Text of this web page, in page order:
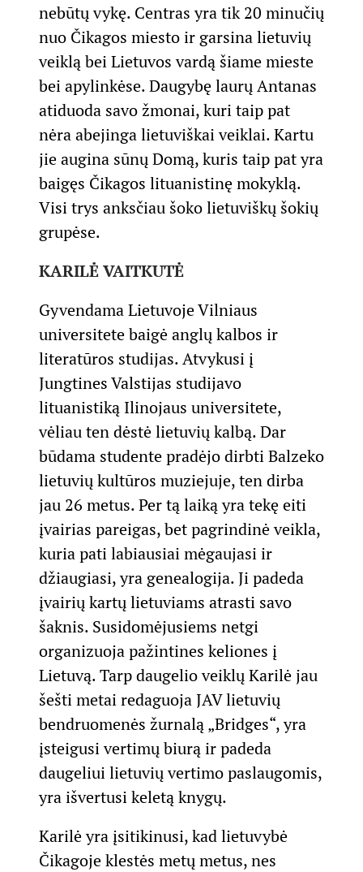
nebūtų vykę. Centras yra tik 20 minučių
nuo Čikagos miesto ir garsina lietuvių
veiklą bei Lietuvos vardą šiame mieste
bei apylinkėse. Daugybę laurų Antanas
atiduoda savo žmonai, kuri taip pat
nėra abejinga lietuviškai veiklai. Kartu
jie augina sūnų Domą, kuris taip pat yra
baigęs Čikagos lituanistinę mokyklą.
Visi trys anksčiau šoko lietuviškų šokių
grupėse.
KARILĖ VAITKUTĖ
Gyvendama Lietuvoje Vilniaus
universitete baigė anglų kalbos ir
literatūros studijas. Atvykusi į
Jungtines Valstijas studijavo
lituanistiką Ilinojaus universitete,
vėliau ten dėstė lietuvių kalbą. Dar
būdama studente pradėjo dirbti Balzeko
lietuvių kultūros muziejuje, ten dirba
jau 26 metus. Per tą laiką yra tekę eiti
įvairias pareigas, bet pagrindinė veikla,
kuria pati labiausiai mėgaujasi ir
džiaugiasi, yra genealogija. Ji padeda
įvairių kartų lietuviams atrasti savo
šaknis. Susidomėjusiems netgi
organizuoja pažintines keliones į
Lietuvą. Tarp daugelio veiklų Karilė jau
šešti metai redaguoja JAV lietuvių
bendruomenės žurnalą „Bridges“, yra
įsteigusi vertimų biurą ir padeda
daugeliui lietuvių vertimo paslaugomis,
yra išvertusi keletą knygų.
Karilė yra įsitikinusi, kad lietuvybė
Čikagoje klestės metų metus, nes